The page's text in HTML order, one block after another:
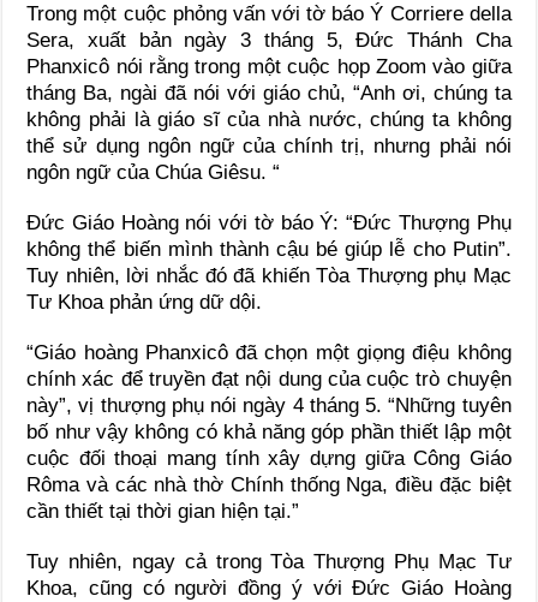
Trong một cuộc phỏng vấn với tờ báo Ý Corriere della
Sera, xuất bản ngày 3 tháng 5, Đức Thánh Cha
Phanxicô nói rằng trong một cuộc họp Zoom vào giữa
tháng Ba, ngài đã nói với giáo chủ, “Anh ơi, chúng ta
không phải là giáo sĩ của nhà nước, chúng ta không
thể sử dụng ngôn ngữ của chính trị, nhưng phải nói
ngôn ngữ của Chúa Giêsu. “
Đức Giáo Hoàng nói với tờ báo Ý: “Đức Thượng Phụ
không thể biến mình thành cậu bé giúp lễ cho Putin”.
Tuy nhiên, lời nhắc đó đã khiến Tòa Thượng phụ Mạc
Tư Khoa phản ứng dữ dội.
“Giáo hoàng Phanxicô đã chọn một giọng điệu không
chính xác để truyền đạt nội dung của cuộc trò chuyện
này”, vị thượng phụ nói ngày 4 tháng 5. “Những tuyên
bố như vậy không có khả năng góp phần thiết lập một
cuộc đối thoại mang tính xây dựng giữa Công Giáo
Rôma và các nhà thờ Chính thống Nga, điều đặc biệt
cần thiết tại thời gian hiện tại.”
Tuy nhiên, ngay cả trong Tòa Thượng Phụ Mạc Tư
Khoa, cũng có người đồng ý với Đức Giáo Hoàng